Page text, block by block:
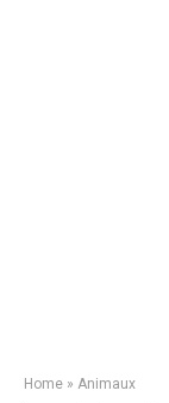
Home » Animaux